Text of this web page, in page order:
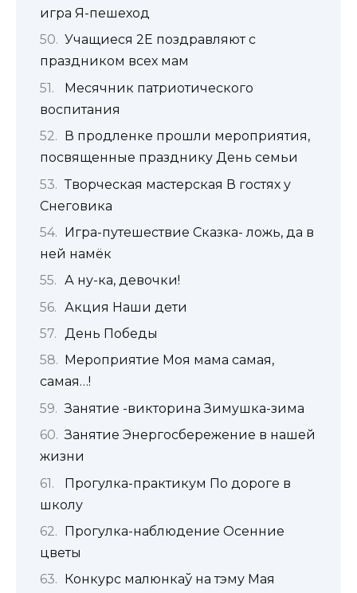
игра Я-пешеход
Учащиеся 2Е поздравляют с
праздником всех мам
Месячник патриотического
воспитания
В продленке прошли мероприятия,
посвященные празднику День семьи
Творческая мастерская В гостях у
Снеговика
Игра-путешествие Сказка- ложь, да в
ней намёк
А ну-ка, девочки!
Акция Наши дети
День Победы
Мероприятие Моя мама самая,
самая…!
Занятие -викторина Зимушка-зима
Занятие Энергосбережение в нашей
жизни
Прогулка-практикум По дороге в
школу
Прогулка-наблюдение Осенние
цветы
Конкурс малюнкаў на тэму Мая